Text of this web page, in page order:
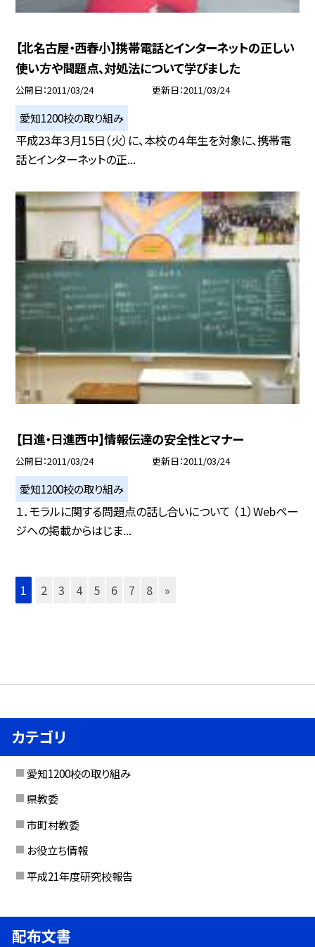
【北名古屋・西春小】携帯電話とインターネットの正しい
使い方や問題点、対処法について学びました
公開日 2011/03/24 更新日 2011/03/24
愛知1200校の取り組み
平成23年３月15日（火）に、本校の４年生を対象に、携帯電
話とインターネットの正...
【日進・日進西中】情報伝達の安全性とマナー
公開日 2011/03/24 更新日 2011/03/24
愛知1200校の取り組み
１．モラルに関する問題点の話し合いについて （１）Webペー
ジへの掲載からはじま...
1 2 3 4 5 6 7 8 »
カテゴリ
愛知1200校の取り組み
県教委
市町村教委
お役立ち情報
平成21年度研究校報告
配布文書